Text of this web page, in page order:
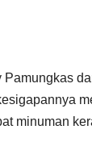
minuman